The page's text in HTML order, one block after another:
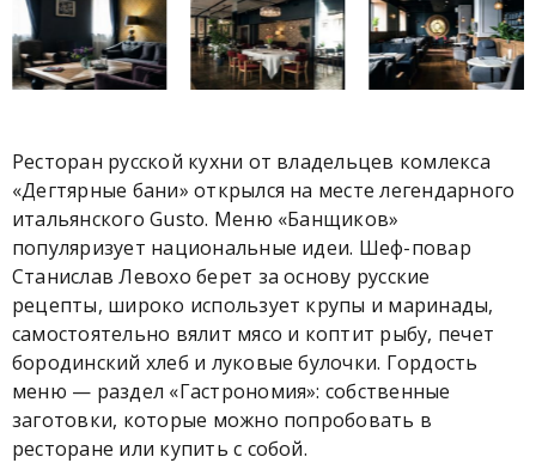
Ресторан русской кухни от владельцев комлекса
«Дегтярные бани» открылся на месте легендарного
итальянского Gusto. Меню «Банщиков»
популяризует национальные идеи. Шеф-повар
Станислав Левохо берет за основу русские
рецепты, широко использует крупы и маринады,
самостоятельно вялит мясо и коптит рыбу, печет
бородинский хлеб и луковые булочки. Гордость
меню — раздел «Гастрономия»: собственные
заготовки, которые можно попробовать в
ресторане или купить с собой.